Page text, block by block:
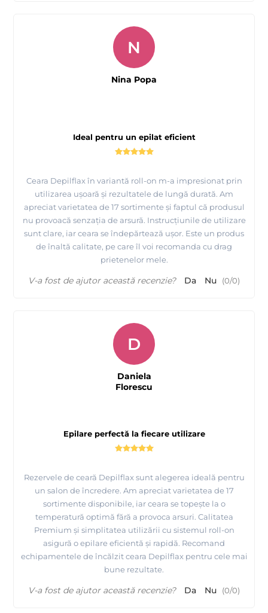
Ideal pentru un epilat eficient
Ceara Depilflax în variantă roll-on m-a impresionat prin
utilizarea ușoară și rezultatele de lungă durată. Am
apreciat varietatea de 17 sortimente și faptul că produsul
nu provoacă senzația de arsură. Instrucțiunile de utilizare
sunt clare, iar ceara se îndepărtează ușor. Este un produs
de înaltă calitate, pe care îl voi recomanda cu drag
prietenelor mele.
N
Nina Popa
V-a fost de ajutor această recenzie? Da Nu (0/0)
Epilare perfectă la fiecare utilizare
Rezervele de ceară Depilflax sunt alegerea ideală pentru
un salon de încredere. Am apreciat varietatea de 17
sortimente disponibile, iar ceara se topește la o
temperatură optimă fără a provoca arsuri. Calitatea
Premium și simplitatea utilizării cu sistemul roll-on
asigură o epilare eficientă și rapidă. Recomand
echipamentele de încălzit ceara Depilflax pentru cele mai
bune rezultate.
D
Daniela
Florescu
V-a fost de ajutor această recenzie? Da Nu (0/0)